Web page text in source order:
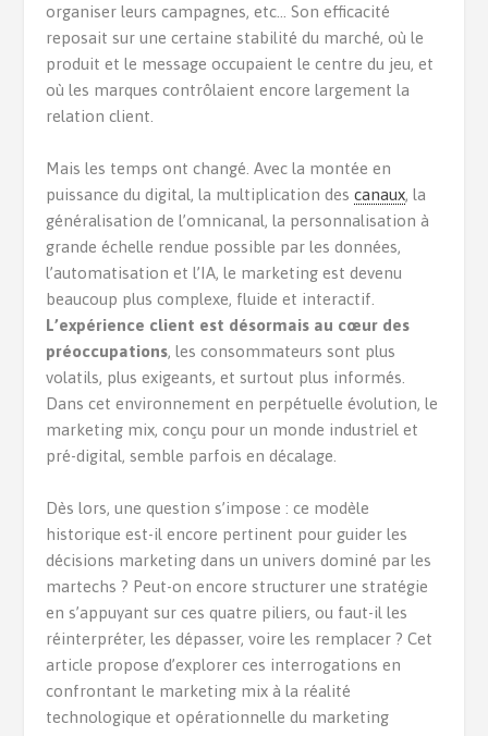
organiser leurs campagnes, etc… Son efficacité
reposait sur une certaine stabilité du marché, où le
produit et le message occupaient le centre du jeu, et
où les marques contrôlaient encore largement la
relation client.
Mais les temps ont changé. Avec la montée en
puissance du digital, la multiplication descanaux, la
généralisation de l’omnicanal, la personnalisation à
grande échelle rendue possible par les données,
l’automatisation et l’IA, le marketing est devenu
beaucoup plus complexe, fluide et interactif.
L’expérience client est désormais au cœur des
préoccupations, les consommateurs sont plus
volatils, plus exigeants, et surtout plus informés.
Dans cet environnement en perpétuelle évolution, le
marketing mix, conçu pour un monde industriel et
pré-digital, semble parfois en décalage.
Dès lors, une question s’impose : ce modèle
historique est-il encore pertinent pour guider les
décisions marketing dans un univers dominé par les
martechs ? Peut-on encore structurer une stratégie
en s’appuyant sur ces quatre piliers, ou faut-il les
réinterpréter, les dépasser, voire les remplacer ? Cet
article propose d’explorer ces interrogations en
confrontant le marketing mix à la réalité
technologique et opérationnelle du marketing